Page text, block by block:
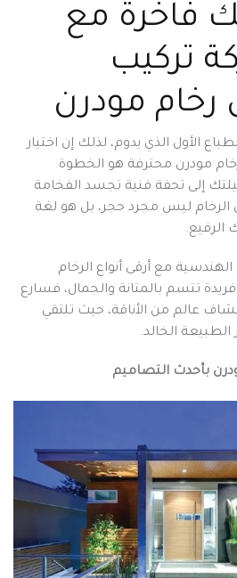
فاخرة مع
تركيب
رخام مودرن
الأول الذي يدوم، لذلك إن اختيار
مودرن محترفة هو الخطوة
إلى تحفة فنية تجسد الفخامة
الرخام ليس مجرد حجر، بل هو لغة
الرفيع.
مع أرقى أنواع الرخام
تتسم بالمتانة والجمال، فسارع
عالم من الأناقة، حيث تلتقي
الخالد.
بأحدث التصاميم